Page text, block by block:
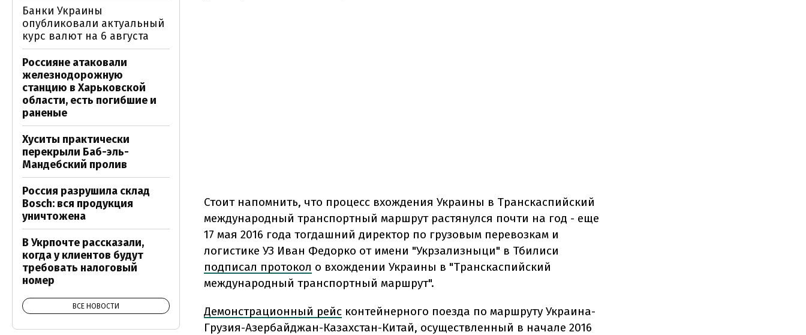
Стоит напомнить, что процесс вхождения Украины в Транскаспийский
международный транспортный маршрут растянулся почти на год - еще
17 мая 2016 года тогдашний директор по грузовым перевозкам и
логистике УЗ Иван Федорко от имени "Укрзализныци" в Тбилиси
подписал протокол о вхождении Украины в "Транскаспийский
международный транспортный маршрут".
Демонстрационный рейс контейнерного поезда по маршруту Украина-
Грузия-Азербайджан-Казахстан-Китай, осуществленный в начале 2016
Банки Украины
опубликовали актуальный
курс валют на 6 августа
Россияне атаковали
железнодорожную
станцию в Харьковской
области, есть погибшие и
раненые
Хуситы практически
перекрыли Баб-эль-
Мандебский пролив
Россия разрушила склад
Bosch: вся продукция
уничтожена
В Укрпочте рассказали,
когда у клиентов будут
требовать налоговый
номер
ВСЕ НОВОСТИ